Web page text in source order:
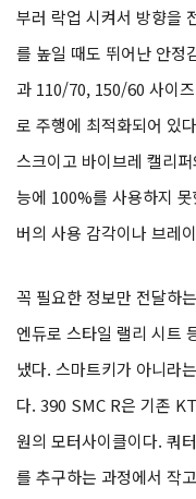
부러 락업 시켜서 방향을
를 높일 때도 뛰어난 안정
과 110/70, 150/60 사이
로 주행에 최적화되어 있
스크이고 바이브레 캘리
능에 100%를 사용하지
버의 사용 감각이나 브레
꼭 필요한 정보만 전달하
엔듀로 스타일 랠리 시트
냈다. 스마트키가 아니라
다. 390 SMC R은 기존
원의 모터사이클이다. 쿼
를 추구하는 과정에서 작